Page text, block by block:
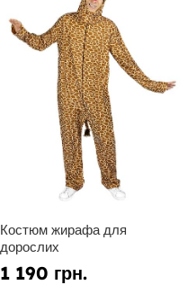
Костюм жирафа для
дорослих
1 190 грн.